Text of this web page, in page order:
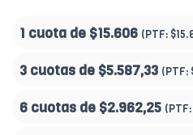
1 cuota de $15.606 (PTF:
3 cuotas de $5.587,33 (PTF:
6 cuotas de $2.962,25 (PTF: